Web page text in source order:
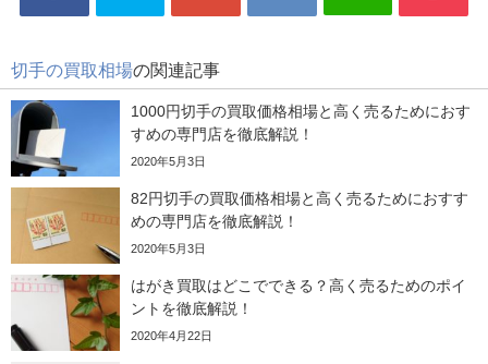
切手の買取相場の関連記事
1000円切手の買取価格相場と高く売るためにおす
すめの専門店を徹底解説！
2020年5月3日
82円切手の買取価格相場と高く売るためにおすす
めの専門店を徹底解説！
2020年5月3日
はがき買取はどこでできる？高く売るためのポイ
ントを徹底解説！
2020年4月22日